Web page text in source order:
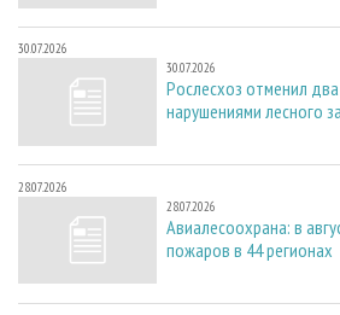
30.07.2026
30.07.2026
Рослесхоз отменил
нарушениями лесного
28.07.2026
28.07.2026
Авиалесоохрана: в
пожаров в 44 регионах